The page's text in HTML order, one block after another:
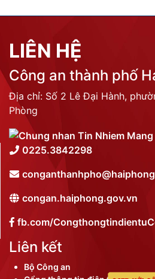
LIÊN HỆ
Công an thành phố
Địa chỉ: Số 2 Lê Đại Hành,
Phòng
0225.3842298
congan.haiphong.gov.vn
fb.com/
Liên kết
Bộ Công an